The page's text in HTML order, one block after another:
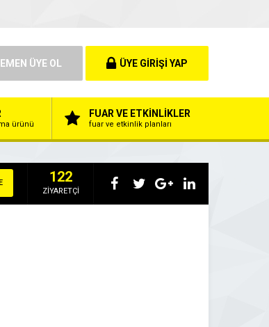
ÜYE OL ÜYE GİRİŞİ YAP
ürünü
FUAR VE ETKİNLİKLER
fuar ve etkinlik planları
122
ZİYARETÇİ